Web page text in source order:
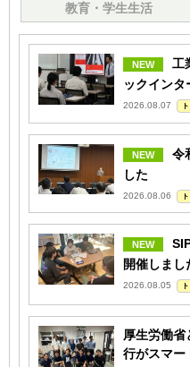
教育・学生生活
工
ックイン
2026.08.07
令
した
2026.08.06
開催しまし
2026.08.05
厚生労働省
行がスマ